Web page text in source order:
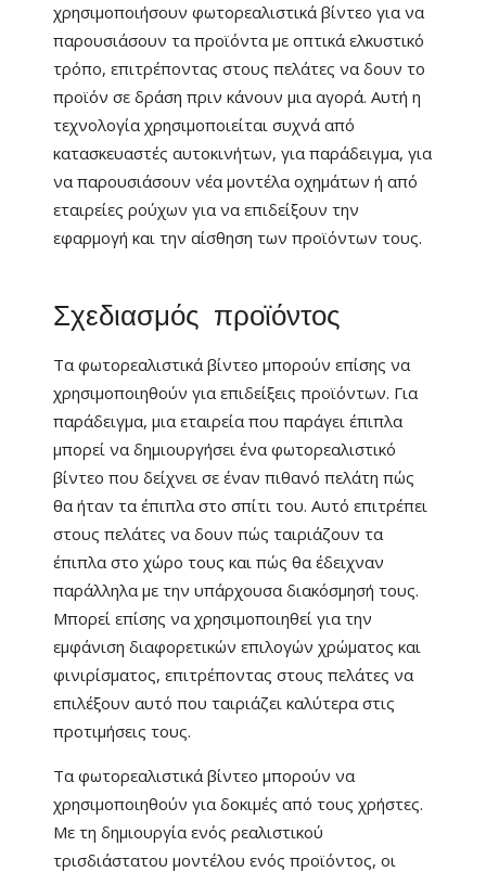
χρησιμοποιήσουν φωτορεαλιστικά βίντεο για να
παρουσιάσουν τα προϊόντα με οπτικά ελκυστικό
τρόπο, επιτρέποντας στους πελάτες να δουν το
προϊόν σε δράση πριν κάνουν μια αγορά. Αυτή η
τεχνολογία χρησιμοποιείται συχνά από
κατασκευαστές αυτοκινήτων, για παράδειγμα, για
να παρουσιάσουν νέα μοντέλα οχημάτων ή από
εταιρείες ρούχων για να επιδείξουν την
εφαρμογή και την αίσθηση των προϊόντων τους.
Σχεδιασμός προϊόντος
Τα φωτορεαλιστικά βίντεο μπορούν επίσης να
χρησιμοποιηθούν για επιδείξεις προϊόντων. Για
παράδειγμα, μια εταιρεία που παράγει έπιπλα
μπορεί να δημιουργήσει ένα φωτορεαλιστικό
βίντεο που δείχνει σε έναν πιθανό πελάτη πώς
θα ήταν τα έπιπλα στο σπίτι του. Αυτό επιτρέπει
στους πελάτες να δουν πώς ταιριάζουν τα
έπιπλα στο χώρο τους και πώς θα έδειχναν
παράλληλα με την υπάρχουσα διακόσμησή τους.
Μπορεί επίσης να χρησιμοποιηθεί για την
εμφάνιση διαφορετικών επιλογών χρώματος και
φινιρίσματος, επιτρέποντας στους πελάτες να
επιλέξουν αυτό που ταιριάζει καλύτερα στις
προτιμήσεις τους.
Τα φωτορεαλιστικά βίντεο μπορούν να
χρησιμοποιηθούν για δοκιμές από τους χρήστες.
Με τη δημιουργία ενός ρεαλιστικού
τρισδιάστατου μοντέλου ενός προϊόντος, οι